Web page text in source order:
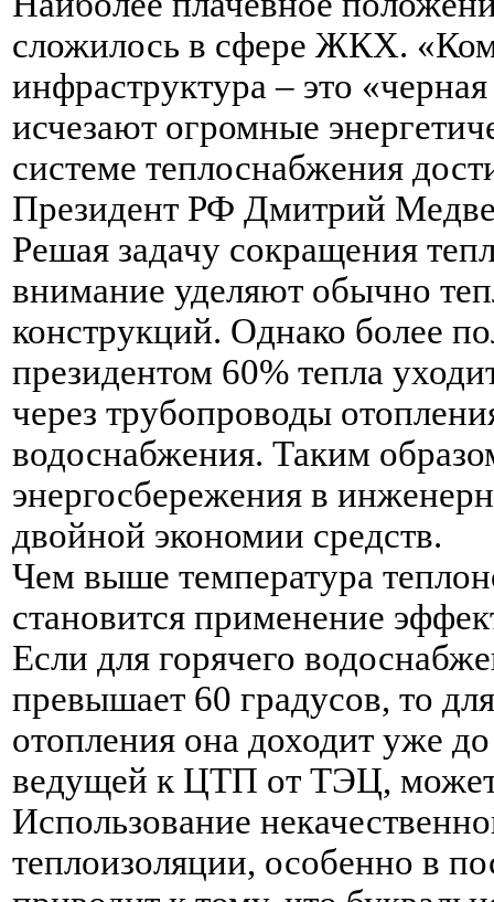
сложилось в сфере ЖКХ.
инфраструктура – это
исчезают огромные
системе теплоснабжения
Президент РФ Дмитрий
Решая задачу сокращения
внимание уделяют обычно
конструкций. Однако более
президентом 60% тепла
через трубопроводы
водоснабжения. Таким
энергосбережения в
двойной экономии средств.
Чем выше температура
становится применение
Если для горячего
превышает 60 градусов, то
отопления она доходит уже
ведущей к ЦТП от ТЭЦ, может
Использование
теплоизоляции, особенно в